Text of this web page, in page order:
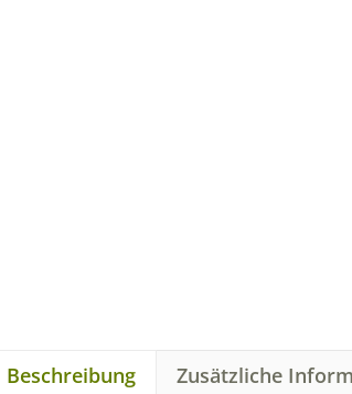
Beschreibung Zusätzliche